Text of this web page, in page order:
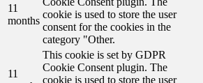
11
months
cookie is used to store the user
consent for the cookies in the
category "Other.
11
This cookie is set by GDPR
Cookie Consent plugin. The
cookie is used to store the user